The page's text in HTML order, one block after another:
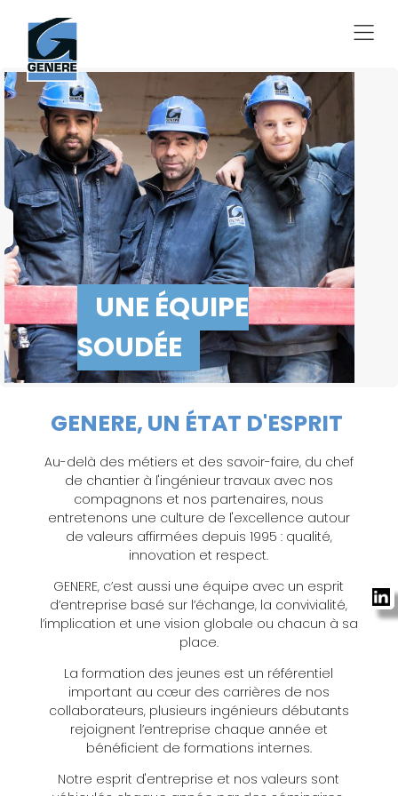
UNE ÉQUIPE
SOUDÉE
CULTURE
GENERE, UN ÉTAT D'ESPRIT
Au-delà des métiers et des savoir-faire, du chef
de chantier à l'ingénieur travaux avec nos
compagnons et nos partenaires, nous
entretenons une culture de l'excellence autour
de valeurs affirmées depuis 1995 : qualité,
innovation et respect.
GENERE, c’est aussi une équipe avec un esprit
d’entreprise basé sur l’échange, la convivialité,
l’implication et une vision globale ou chacun à sa
place.
La formation des jeunes est un référentiel
important au cœur des carrières de nos
collaborateurs, plusieurs ingénieurs débutants
rejoignent l’entreprise chaque année et
bénéficient de formations internes.
Notre esprit d'entreprise et nos valeurs sont